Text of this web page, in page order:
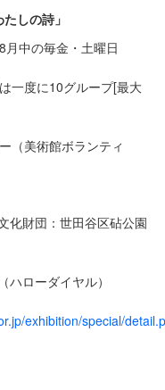
しの詩」
月中の毎金・土曜日
一度に10グループ[最大
（美術館ボランティ
化財団：世田谷区砧公園
ローダイヤル）
exhibition/special/